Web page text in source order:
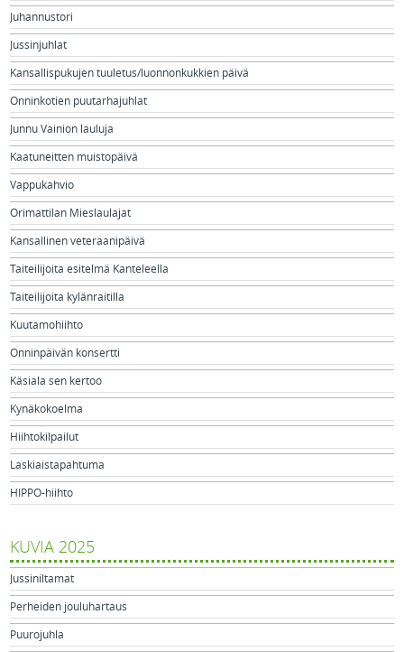
Juhannustori
Jussinjuhlat
Kansallispukujen tuuletus/luonnonkukkien päivä
Onninkotien puutarhajuhlat
Junnu Vainion lauluja
Kaatuneitten muistopäivä
Vappukahvio
Orimattilan Mieslaulajat
Kansallinen veteraanipäivä
Taiteilijoita esitelmä Kanteleella
Taiteilijoita kylänraitilla
Kuutamohiihto
Onninpäivän konsertti
Käsiala sen kertoo
Kynäkokoelma
Hiihtokilpailut
Laskiaistapahtuma
HIPPO-hiihto
KUVIA 2025
Jussiniltamat
Perheiden jouluhartaus
Puurojuhla